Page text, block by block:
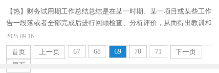
【热】财务试用期工作总结总结是在某一时期、某一项目或某些工作
告一段落或者全部完成后进行回顾检查、分析评价，从而得出教训和
一些规律性认识的一种书面材料，他能够提升我们...
2025-09-16
首页 上一页 67 68 69 70 71
下一页
尾页